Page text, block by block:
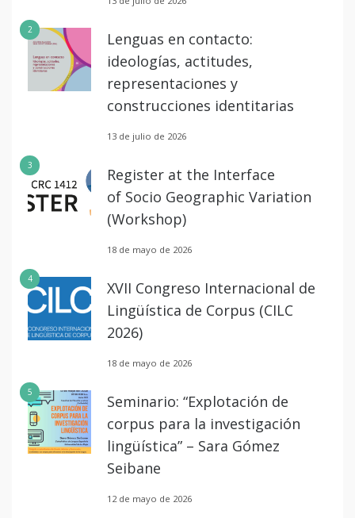
2
Lenguas en contacto:
ideologías, actitudes,
representaciones y
construcciones identitarias
13 de julio de 2026
3
Register at the Interface
of Socio Geographic Variation
(Workshop)
18 de mayo de 2026
4
XVII Congreso Internacional de
Lingüística de Corpus (CILC
2026)
18 de mayo de 2026
5
Seminario: “Explotación de
corpus para la investigación
lingüística” – Sara Gómez
Seibane
12 de mayo de 2026